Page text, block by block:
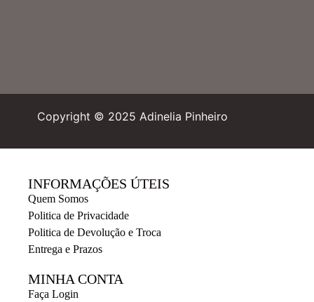
Copyright © 2025 Adinelia Pinheiro
INFORMAÇÕES ÚTEIS
Quem Somos
Politica de Privacidade
Politica de Devolução e Troca
Entrega e Prazos
MINHA CONTA
Faça Login